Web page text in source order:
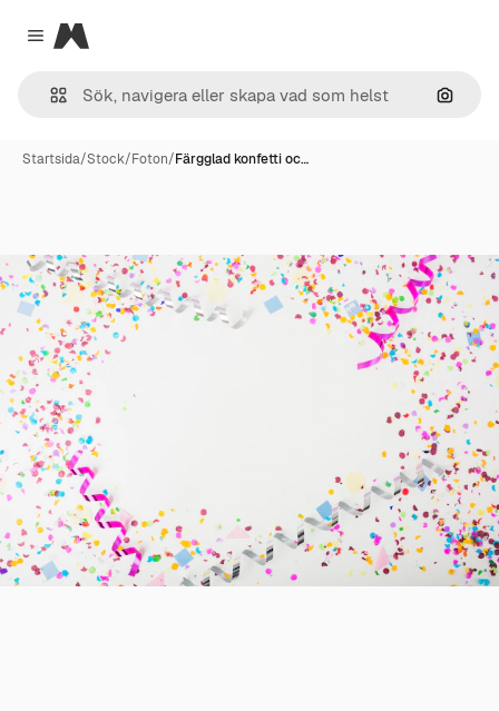
Close menu
Magnific
Sök
Startsida/Stock/Foton/Färgglad konfetti oc…